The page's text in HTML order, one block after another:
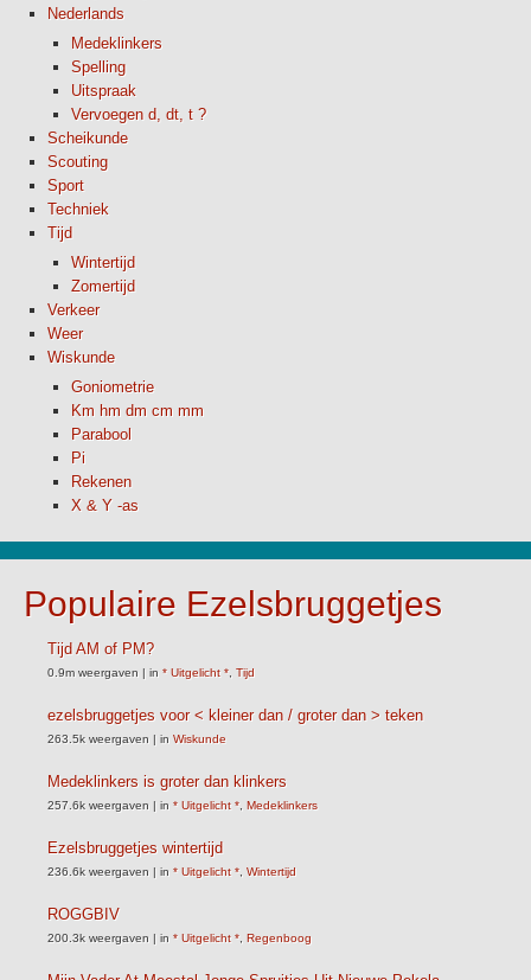
Nederlands
Medeklinkers
Spelling
Uitspraak
Vervoegen d, dt, t ?
Scheikunde
Scouting
Sport
Techniek
Tijd
Wintertijd
Zomertijd
Verkeer
Weer
Wiskunde
Goniometrie
Km hm dm cm mm
Parabool
Pi
Rekenen
X & Y -as
Populaire Ezelsbruggetjes
Tijd AM of PM?
0.9m weergaven | in * Uitgelicht * Tijd
ezelsbruggetjes voor < kleiner dan / groter dan > teken
263.5k weergaven | in Wiskunde
Medeklinkers is groter dan klinkers
257.6k weergaven | in * Uitgelicht * Medeklinkers
Ezelsbruggetjes wintertijd
236.6k weergaven | in * Uitgelicht * Wintertijd
ROGGBIV
200.3k weergaven | in * Uitgelicht * Regenboog